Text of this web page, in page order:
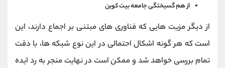
از هم گسیختگی جامعه بیت کوین
از دیگر مزیت هایی که فناوری های مبتنی بر اجماع دارند، این
است که هر گونه اشکال احتمالی در این نوع شبکه ها، با دقت
تمام بررسی خواهد شد و ممکن است در نهایت منجر به رد ایده